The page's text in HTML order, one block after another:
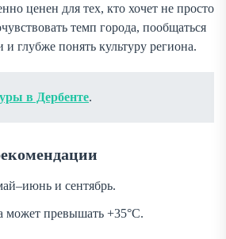
ценен для тех, кто хочет не просто
темп города, пообщаться
глубже понять культуру региона.
в Дербенте.
и сентябрь.
может превышать +35°C.